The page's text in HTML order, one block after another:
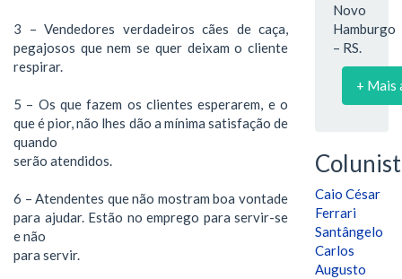
3 – Vendedores verdadeiros cães de caça,
pegajosos que nem se quer deixam o cliente
respirar.
5 – Os que fazem os clientes esperarem, e o
que é pior, não lhes dão a mínima satisfação de
quando
serão atendidos.
6 – Atendentes que não mostram boa vontade
para ajudar. Estão no emprego para servir-se
e não
para servir.
Novo
Hamburgo
– RS.
+ Mais
Caio César
Ferrari
Santângelo
Carlos
Augusto